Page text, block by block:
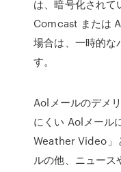
は、暗号化されて
Comcast または
場合は、一時的な
す。
Aolメールのデメ
にくい Aolメール
Weather Video」
ルの他、ニュース